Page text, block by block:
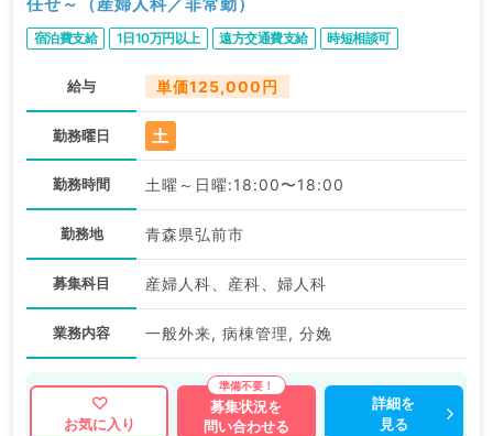
宿泊費支給 1日10万円以上 遠方交通費支給 時短相談可
給与 単価125,000円
勤務曜日 土
勤務時間 土曜～日曜:18:00〜18:00
勤務地 青森県弘前市
募集科目 産婦人科、産科、婦人科
業務内容 一般外来, 病棟管理, 分娩
お気に入り
募集状況を
問い合わせる
詳細を
見る